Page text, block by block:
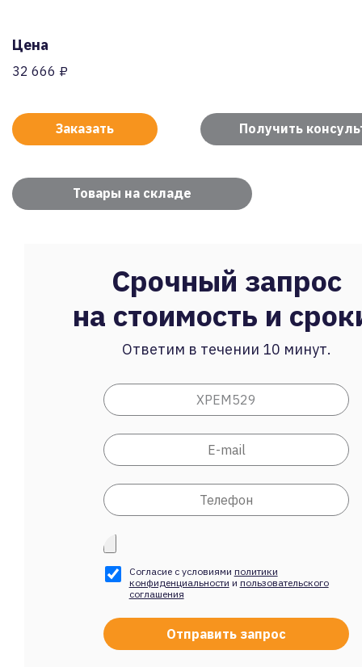
Цена
32 666 ₽
Заказать Получить
Товары на складе
Срочный запрос
на стоимость и
Ответим в течении 10 минут.
Согласие с условиями политики
конфиденциальности и пользовательского
соглашения